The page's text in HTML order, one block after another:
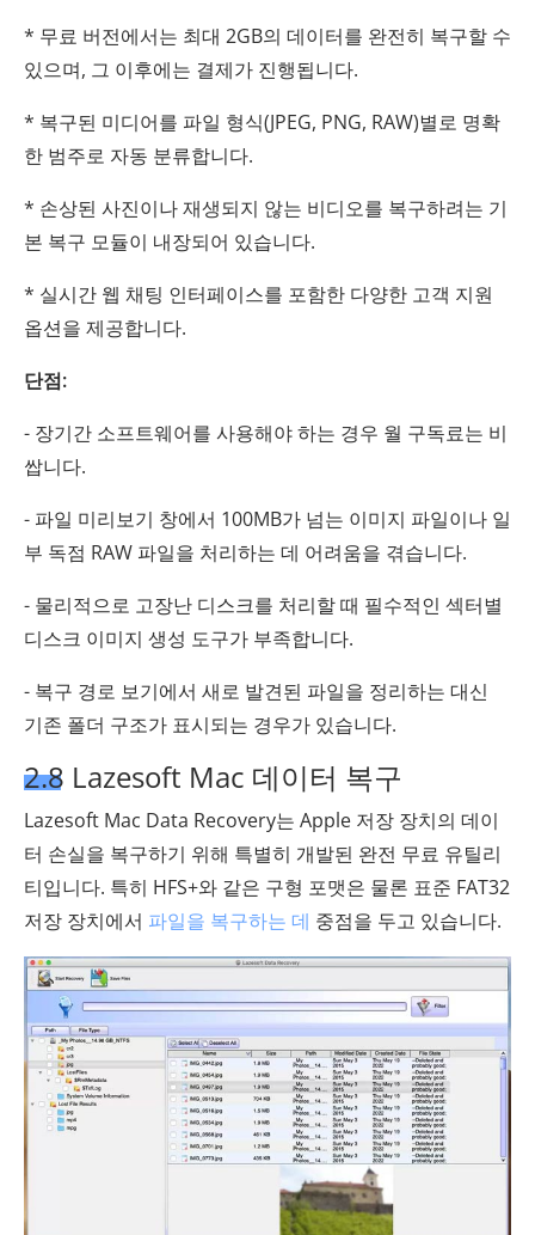
* 무료 버전에서는 최대 2GB의 데이터를 완전히 복구할 수
있으며, 그 이후에는 결제가 진행됩니다.
* 복구된 미디어를 파일 형식(JPEG, PNG, RAW)별로 명확
한 범주로 자동 분류합니다.
* 손상된 사진이나 재생되지 않는 비디오를 복구하려는 기
본 복구 모듈이 내장되어 있습니다.
* 실시간 웹 채팅 인터페이스를 포함한 다양한 고객 지원
옵션을 제공합니다.
단점:
- 장기간 소프트웨어를 사용해야 하는 경우 월 구독료는 비
쌉니다.
- 파일 미리보기 창에서 100MB가 넘는 이미지 파일이나 일
부 독점 RAW 파일을 처리하는 데 어려움을 겪습니다.
- 물리적으로 고장난 디스크를 처리할 때 필수적인 섹터별
디스크 이미지 생성 도구가 부족합니다.
- 복구 경로 보기에서 새로 발견된 파일을 정리하는 대신
기존 폴더 구조가 표시되는 경우가 있습니다.
2.8 Lazesoft Mac 데이터 복구
Lazesoft Mac Data Recovery는 Apple 저장 장치의 데이
터 손실을 복구하기 위해 특별히 개발된 완전 무료 유틸리
티입니다. 특히 HFS+와 같은 구형 포맷은 물론 표준 FAT32
저장 장치에서 파일을 복구하는 데 중점을 두고 있습니다.